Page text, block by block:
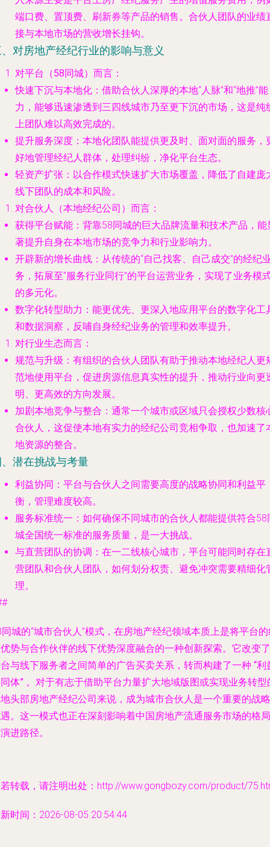
端口费、置顶费、刷新券等产品的销售。合伙人团队的业绩
接与本地市场的营收增长挂钩。
对房地产经纪行业的影响与意义
对平台（58同城）而言 ：
快速下沉与本地化 ：借助合伙人深厚的本地“人脉”和“地推”能
力，能够迅速渗透到三四线城市乃至更下沉的市场，这是纯
上团队难以高效完成的。
提升服务深度 ：本地化团队能提供更及时、面对面的服务，
好地管理经纪人群体，处理纠纷，净化平台生态。
轻资产扩张 ：以合作模式快速扩大市场覆盖，降低了自建庞
线下团队的成本和风险。
对合伙人（本地经纪公司）而言 ：
获得平台赋能 ：背靠58同城的巨大品牌流量和技术产品，能
著提升自身在本地市场的竞争力和行业影响力。
开辟新的增长曲线 ：从传统的“自己找客、自己成交”的经纪
务，拓展至“服务行业同行”的平台运营业务，实现了业务模
的多元化。
数字化转型助力 ：能更优先、更深入地应用平台的数字化工
和数据洞察，反哺自身经纪业务的管理和效率提升。
对行业生态而言 ：
规范与升级 ：有组织的合伙人团队有助于推动本地经纪人更
范地使用平台，促进房源信息真实性的提升，推动行业向更
明、更高效的方向发展。
加剧本地竞争与整合 ：通常一个城市或区域只会授权少数核
合伙人，这促使本地有实力的经纪公司竞相争取，也加速了
地资源的整合。
潜在挑战与考量
利益协同 ：平台与合伙人之间需要高度的战略协同和利益平
衡，管理难度较高。
服务标准统一 ：如何确保不同城市的合伙人都能提供符合58
城全国统一标准的服务质量，是一大挑战。
与直营团队的协调 ：在一二线核心城市，平台可能同时存在
营团队和合伙人团队，如何划分权责、避免冲突需要精细化
理。
城的“城市合伙人”模式，在房地产经纪领域本质上是将平台
势与合作伙伴的线下优势深度融合的一种创新探索。它改变了
与线下服务者之间简单的广告买卖关系，转而构建了一种 “利
体” 。对于有志于借助平台力量扩大地域版图或实现业务转型
头部房地产经纪公司来说，成为城市合伙人是一个重要的战略
。这一模式也正在深刻影响着中国房地产流通服务市场的格局
进路径。
转载，请注明出处：http://www.gongbozy.com/product/
时间：2026-08-05 20:54:44